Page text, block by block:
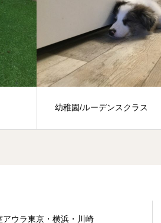
ス ドッグダンス
アウラ東京・横浜・川崎